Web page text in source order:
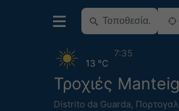
Τροχιές
Distrito da Guarda,
13 °C
7:35